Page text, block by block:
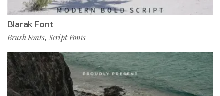
Blarak Font
Brush Fonts, Script Fonts